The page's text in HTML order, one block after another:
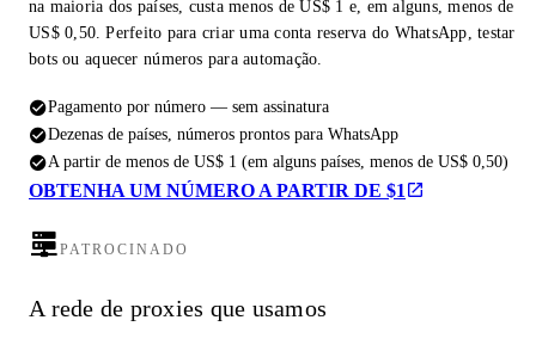
na maioria dos países, custa menos de US$ 1 e, em alguns, menos de
US$ 0,50. Perfeito para criar uma conta reserva do WhatsApp, testar
bots ou aquecer números para automação.
Pagamento por número — sem assinatura
Dezenas de países, números prontos para WhatsApp
A partir de menos de US$ 1 (em alguns países, menos de US$ 0,50)
OBTENHA UM NÚMERO A PARTIR DE $1
PATROCINADO
A rede de proxies que usamos